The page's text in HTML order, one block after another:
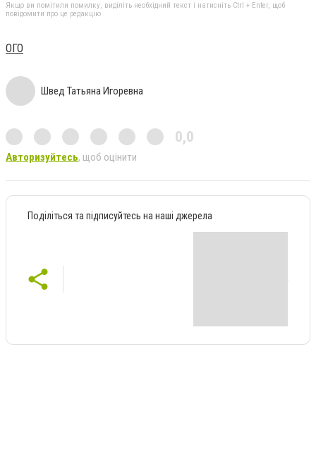
Якщо ви помітили помилку, виділіть необхідний текст і натисніть Ctrl + Enter, щоб
повідомити про це редакцію
ОГО
Швед Татьяна Игоревна
0,0
Авторизуйтесь, щоб оцінити
Поділіться та підписуйтесь на наші джерела